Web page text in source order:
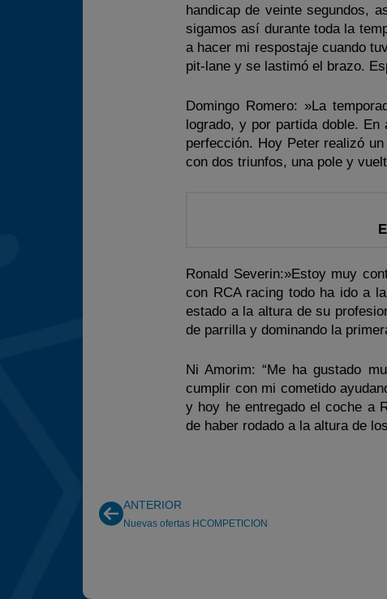
handicap de veinte segundos,
sigamos así durante toda la
a hacer mi respostaje cuando
pit-lane y se lastimó el brazo.
Domingo Romero: »La
logrado, y por partida doble.
perfección. Hoy Peter realizó
con dos triunfos, una pole y
Ronald Severin:»Estoy muy
con RCA racing todo ha ido a
estado a la altura de su
de parrilla y dominando la
Ni Amorim: “Me ha gustado
cumplir con mi cometido
y hoy he entregado el coche a
de haber rodado a la altura de
ANTERIOR
Nuevas ofertas HCOMPETICION